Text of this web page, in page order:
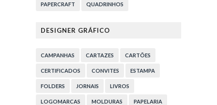
PAPERCRAFT QUADRINHOS
DESIGNER GRÁFICO
CAMPANHAS CARTAZES CARTÕES
CERTIFICADOS CONVITES ESTAMPA
FOLDERS JORNAIS LIVROS
LOGOMARCAS MOLDURAS PAPELARIA